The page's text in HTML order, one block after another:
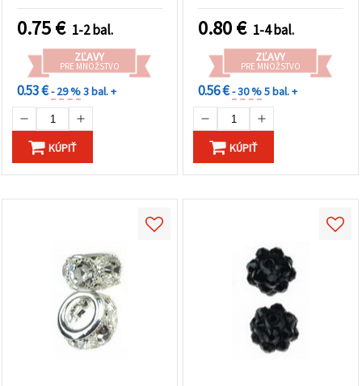
0.75€ 1-2 bal.
ZĽAVY
PRE MNOŽSTVO
0.53 €- 29 %3 bal. +
KÚPIŤ
0.80€ 1-4 bal.
ZĽAVY
PRE MNOŽSTVO
0.56 €- 30 %5 bal. +
KÚPIŤ